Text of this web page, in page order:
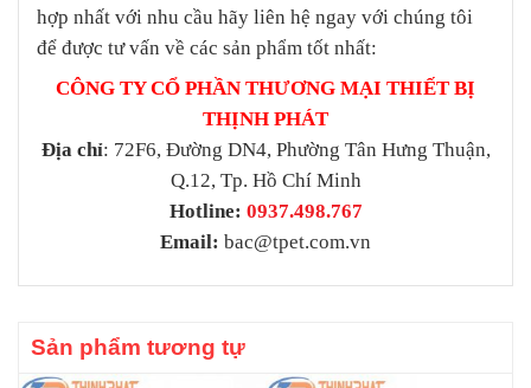
hợp nhất với nhu cầu hãy liên hệ ngay với chúng tôi
để được tư vấn về các sản phẩm tốt nhất:
CÔNG TY CỔ PHẦN THƯƠNG MẠI THIẾT BỊ
THỊNH PHÁT
Địa chỉ: 72F6, Đường DN4, Phường Tân Hưng Thuận,
Q.12, Tp. Hồ Chí Minh
Hotline: 0937.498.767
Email: bac@tpet.com.vn
Sản phẩm tương tự